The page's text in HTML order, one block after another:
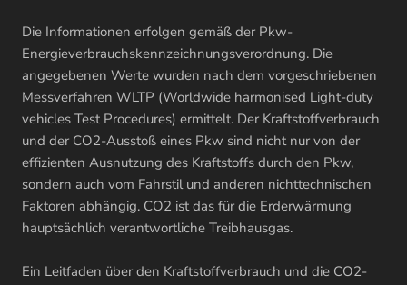
Die Informationen erfolgen gemäß der Pkw-
Energieverbrauchskennzeichnungsverordnung. Die
angegebenen Werte wurden nach dem vorgeschriebenen
Messverfahren WLTP (Worldwide harmonised Light-duty
vehicles Test Procedures) ermittelt. Der Kraftstoffverbrauch
und der CO2-Ausstoß eines Pkw sind nicht nur von der
effizienten Ausnutzung des Kraftstoffs durch den Pkw,
sondern auch vom Fahrstil und anderen nichttechnischen
Faktoren abhängig. CO2 ist das für die Erderwärmung
hauptsächlich verantwortliche Treibhausgas.
Ein Leitfaden über den Kraftstoffverbrauch und die CO2-